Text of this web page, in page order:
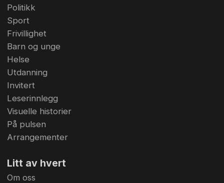
Politikk
Sport
Frivillighet
Barn og unge
Helse
Utdanning
Invitert
Leserinnlegg
Visuelle historier
På pulsen
Arrangementer
Litt av hvert
Om oss